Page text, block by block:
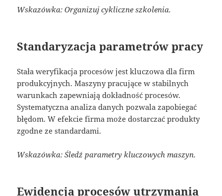
Wskazówka: Organizuj cykliczne szkolenia.
Standaryzacja parametrów pracy
Stała weryfikacja procesów jest kluczowa dla firm
produkcyjnych. Maszyny pracujące w stabilnych
warunkach zapewniają dokładność procesów.
Systematyczna analiza danych pozwala zapobiegać
błędom. W efekcie firma może dostarczać produkty
zgodne ze standardami.
Wskazówka: Śledź parametry kluczowych maszyn.
Ewidencja procesów utrzymania